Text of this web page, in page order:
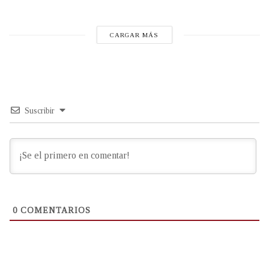
CARGAR MÁS
Suscribir
0 COMENTARIOS